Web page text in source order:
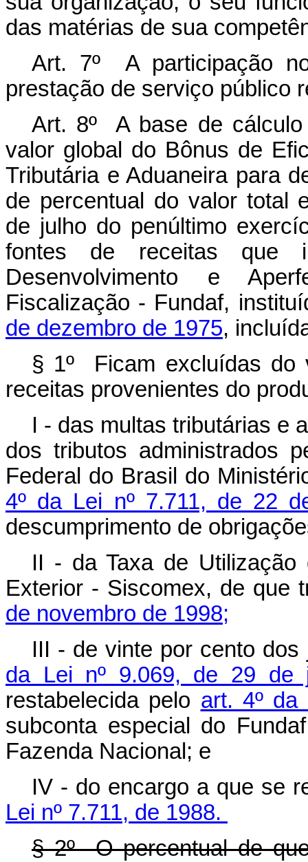
das matérias de sua
Art. 7º A participação
prestação de serviço público
Art. 8º A base de
valor global do Bônus de
Tributária e Aduaneira para
de percentual do valor total
de julho do penúltimo
fontes de receitas que
Desenvolvimento e
Fiscalização - Fundaf,
de dezembro de 1975,
§ 1º Ficam excluídas
receitas provenientes do
I - das multas tributárias e
dos tributos administrados
Federal do Brasil do
4º da Lei nº 7.711, de 22
descumprimento de
II - da Taxa de Utilização
Exterior - Siscomex, de que
de novembro de 1998;
III - de vinte por cento
da Lei nº 9.069, de 29 de
restabelecida pelo art. 4º da
subconta especial do
Fazenda Nacional; e
IV - do encargo a que se
Lei nº 7.711, de 1988.
§ 2º O percentual de